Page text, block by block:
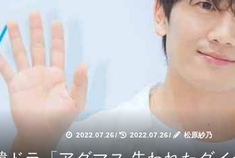
2022.07.26/ 2022.07.26/ 松原紗乃